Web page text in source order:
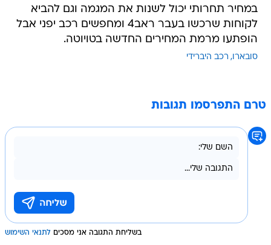
במחיר תחרותי יכול לשנות את המגמה וגם להביא
לקוחות שרכשו בעבר ראב4 ומחפשים רכב יפני אבל
הופתעו מרמת המחירים החדשה בטויוטה.
סובארו רכב היברידי
טרם התפרסמו תגובות
בשליחת התגובה אני מסכים לתנאי השימוש